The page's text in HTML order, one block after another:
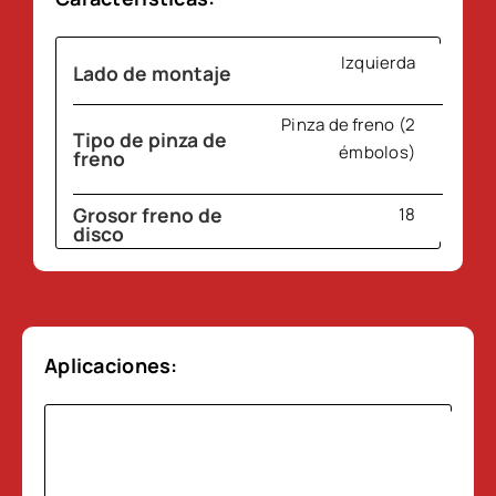
Lado de montaje Izquierda
Tipo de pinza de
freno
Pinza de freno (2
émbolos)
Grosor freno de
disco
18
BREMBO
Aplicaciones: